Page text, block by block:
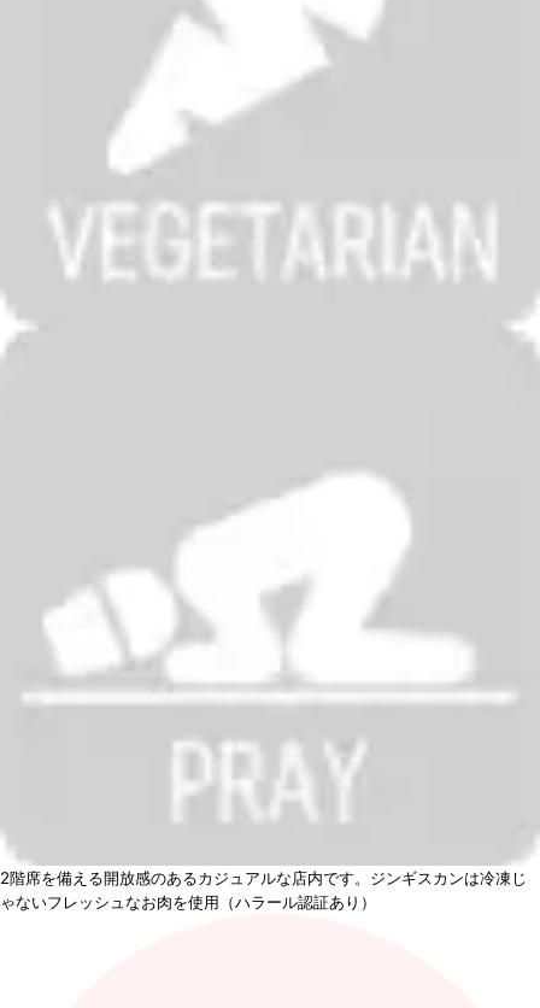
2階席を備える開放感のあるカジュアルな店内です。ジンギスカンは冷凍じ
ゃないフレッシュなお肉を使用（ハラール認証あり）